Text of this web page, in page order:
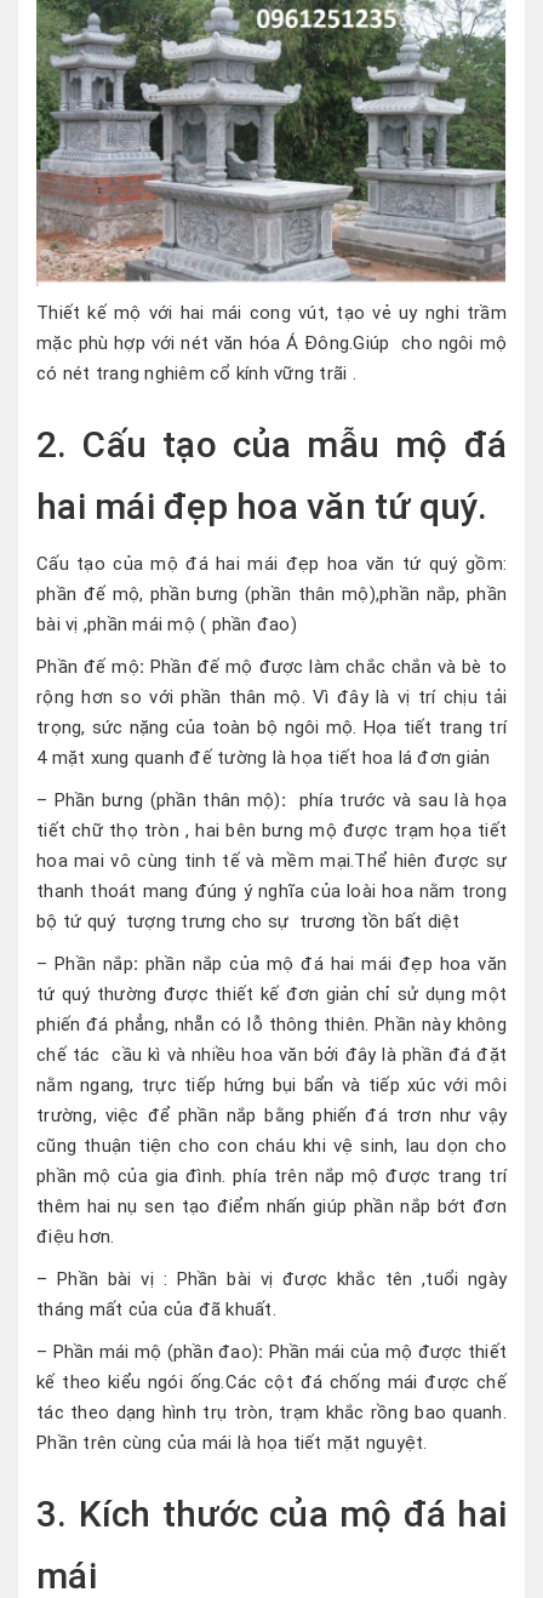
Thiết kế mộ với hai mái cong vút, tạo vẻ uy nghi trầm
mặc phù hợp với nét văn hóa Á Đông.Giúp cho ngôi mộ
có nét trang nghiêm cổ kính vững trãi .
2. Cấu tạo của mẫu mộ đá
hai mái đẹp hoa văn tứ quý.
Cấu tạo của mộ đá hai mái đẹp hoa văn tứ quý gồm:
phần đế mộ, phần bưng (phần thân mộ),phần nắp, phần
bài vị ,phần mái mộ ( phần đao)
Phần đế mộ: Phần đế mộ được làm chắc chắn và bè to
rộng hơn so với phần thân mộ. Vì đây là vị trí chịu tải
trọng, sức nặng của toàn bộ ngôi mộ. Họa tiết trang trí
4 mặt xung quanh đế tường là họa tiết hoa lá đơn giản
– Phần bưng (phần thân mộ): phía trước và sau là họa
tiết chữ thọ tròn , hai bên bưng mộ được trạm họa tiết
hoa mai vô cùng tinh tế và mềm mại.Thể hiên được sự
thanh thoát mang đúng ý nghĩa của loài hoa nằm trong
bộ tứ quý tượng trưng cho sự trương tồn bất diệt
– Phần nắp: phần nắp của mộ đá hai mái đẹp hoa văn
tứ quý thường được thiết kế đơn giản chỉ sử dụng một
phiến đá phẳng, nhẵn có lỗ thông thiên. Phần này không
chế tác cầu kì và nhiều hoa văn bởi đây là phần đá đặt
nằm ngang, trực tiếp hứng bụi bẩn và tiếp xúc với môi
trường, việc để phần nắp bằng phiến đá trơn như vậy
cũng thuận tiện cho con cháu khi vệ sinh, lau dọn cho
phần mộ của gia đình. phía trên nắp mộ được trang trí
thêm hai nụ sen tạo điểm nhấn giúp phần nắp bớt đơn
điệu hơn.
– Phần bài vị : Phần bài vị được khắc tên ,tuổi ngày
tháng mất của của đã khuất.
– Phần mái mộ (phần đao): Phần mái của mộ được thiết
kế theo kiểu ngói ống.Các cột đá chống mái được chế
tác theo dạng hình trụ tròn, trạm khắc rồng bao quanh.
Phần trên cùng của mái là họa tiết mặt nguyệt.
3. Kích thước của mộ đá hai
mái